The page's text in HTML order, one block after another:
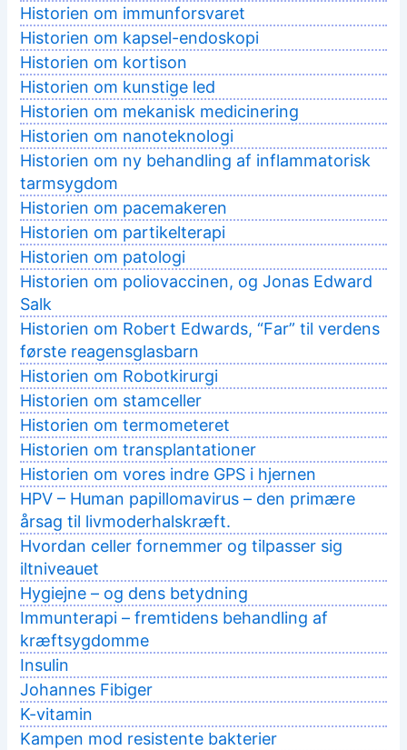
Historien om immunforsvaret
Historien om kapsel-endoskopi
Historien om kortison
Historien om kunstige led
Historien om mekanisk medicinering
Historien om nanoteknologi
Historien om ny behandling af inflammatorisk
tarmsygdom
Historien om pacemakeren
Historien om partikelterapi
Historien om patologi
Historien om poliovaccinen, og Jonas Edward
Salk
Historien om Robert Edwards, “Far” til verdens
første reagensglasbarn
Historien om Robotkirurgi
Historien om stamceller
Historien om termometeret
Historien om transplantationer
Historien om vores indre GPS i hjernen
HPV – Human papillomavirus – den primære
årsag til livmoderhalskræft.
Hvordan celler fornemmer og tilpasser sig
iltniveauet
Hygiejne – og dens betydning
Immunterapi – fremtidens behandling af
kræftsygdomme
Insulin
Johannes Fibiger
K-vitamin
Kampen mod resistente bakterier